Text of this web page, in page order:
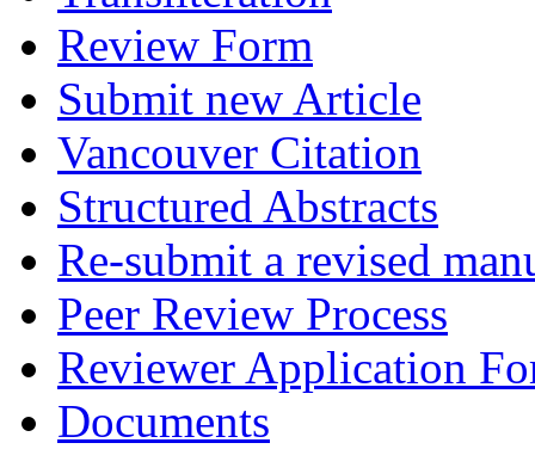
Review Form
Submit new Article
Vancouver Citation
Structured Abstracts
Re-submit a revised
Peer Review Process
Reviewer Application
Documents